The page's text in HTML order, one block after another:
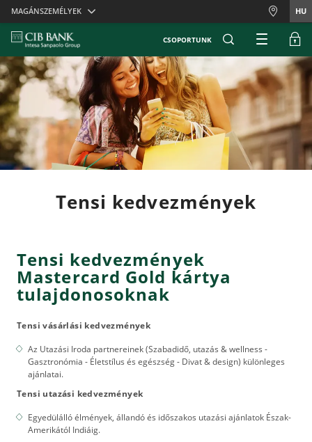
Skiplinks
MAGÁNSZEMÉLYEK HU
CSOPORTUNK
Tensi kedvezmények
Tensi kedvezmények
Mastercard Gold kártya
tulajdonosoknak
Tensi vásárlási kedvezmények
Az Utazási Iroda partnereinek (Szabadidő, utazás & wellness -
Gasztronómia - Életstílus és egészség - Divat & design) különleges
ajánlatai.
Tensi utazási kedvezmények
Egyedülálló élmények, állandó és időszakos utazási ajánlatok Észak-
Amerikától Indiáig.